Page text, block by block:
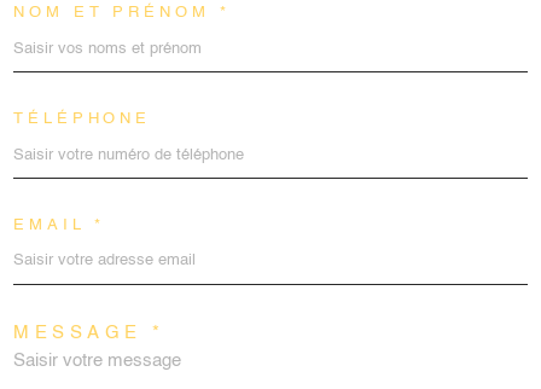
NOM ET PRÉNOM *
TÉLÉPHONE
EMAIL *
MESSAGE *